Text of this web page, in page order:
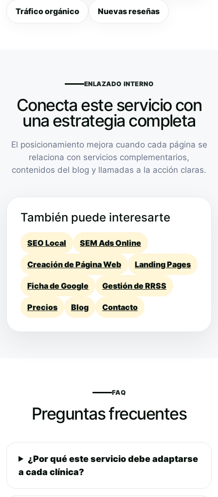
Tráfico orgánico Nuevas reseñas
ENLAZADO INTERNO
Conecta este servicio con
una estrategia completa
El posicionamiento mejora cuando cada página se
relaciona con servicios complementarios,
contenidos del blog y llamadas a la acción claras.
También puede interesarte
SEO Local SEM Ads Online
Creación de Página Web Landing Pages
Ficha de Google Gestión de RRSS
Precios Blog Contacto
FAQ
Preguntas frecuentes
¿Por qué este servicio debe adaptarse
a cada clínica?